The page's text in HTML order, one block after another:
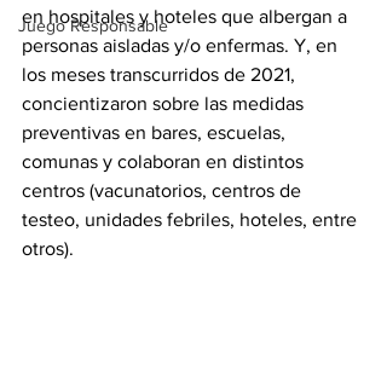
Juego Responsable
en hospitales y hoteles que albergan a
personas aisladas y/o enfermas. Y, en
los meses transcurridos de 2021,
concientizaron sobre las medidas
preventivas en bares, escuelas,
comunas y colaboran en distintos
centros (vacunatorios, centros de
testeo, unidades febriles, hoteles, entre
otros).